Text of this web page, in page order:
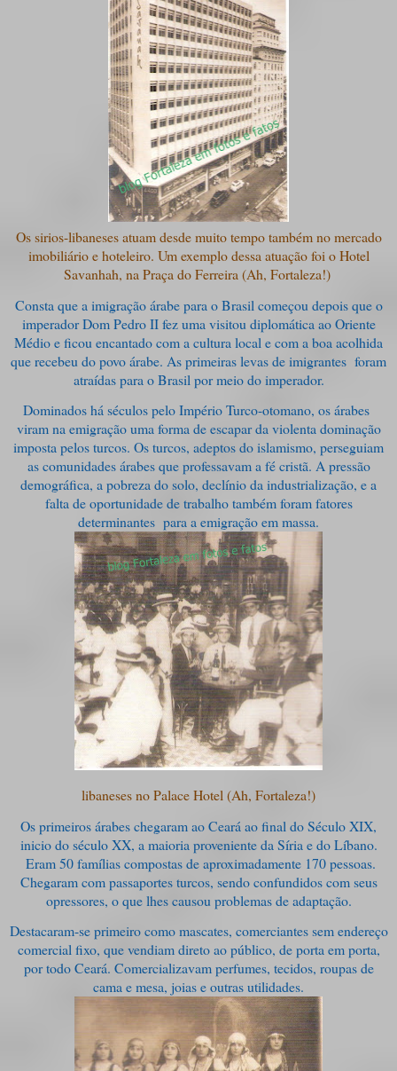
Os sirios-libaneses atuam desde muito tempo também no mercado
imobiliário e hoteleiro. Um exemplo dessa atuação foi o Hotel
Savanhah, na Praça do Ferreira (Ah, Fortaleza!)
Consta que a imigração árabe para o Brasil começou depois que o
imperador Dom Pedro II fez uma visitou diplomática ao Oriente
Médio e ficou encantado com a cultura local e com a boa acolhida
que recebeu do povo árabe. As primeiras levas de imigrantes foram
atraídas para o Brasil por meio do imperador.
Dominados há séculos pelo Império Turco-otomano, os árabes
viram na emigração uma forma de escapar da violenta dominação
imposta pelos turcos. Os turcos, adeptos do islamismo, perseguiam
as comunidades árabes que professavam a fé cristã. A pressão
demográfica, a pobreza do solo, declínio da industrialização, e a
falta de oportunidade de trabalho também foram fatores
determinantes para a emigração em massa.
libaneses no Palace Hotel (Ah, Fortaleza!)
Os primeiros árabes chegaram ao Ceará ao final do Século XIX,
inicio do século XX, a maioria proveniente da Síria e do Líbano.
Eram 50 famílias compostas de aproximadamente 170 pessoas.
Chegaram com passaportes turcos, sendo confundidos com seus
opressores, o que lhes causou problemas de adaptação.
Destacaram-se primeiro como mascates, comerciantes sem endereço
comercial fixo, que vendiam direto ao público, de porta em porta,
por todo Ceará. Comercializavam perfumes, tecidos, roupas de
cama e mesa, joias e outras utilidades.